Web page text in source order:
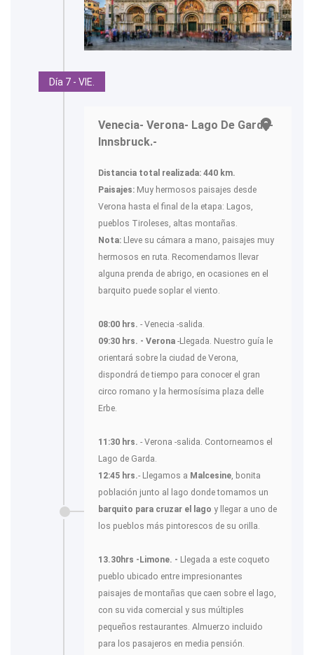
Día 7 - VIE.
Venecia- Verona- Lago De Garda-
Innsbruck.-
Distancia total realizada: 440 km.
Paisajes: Muy hermosos paisajes desde
Verona hasta el final de la etapa: Lagos,
pueblos Tiroleses, altas montañas.
Nota: Lleve su cámara a mano, paisajes muy
hermosos en ruta. Recomendamos llevar
alguna prenda de abrigo, en ocasiones en el
barquito puede soplar el viento.
08:00 hrs. - Venecia -salida.
09:30 hrs. - Verona -Llegada. Nuestro guía le
orientará sobre la ciudad de Verona,
dispondrá de tiempo para conocer el gran
circo romano y la hermosísima plaza delle
Erbe.
11:30 hrs. - Verona -salida. Contorneamos el
Lago de Garda.
12:45 hrs.- Llegamos a Malcesine, bonita
población junto al lago donde tomamos un
barquito para cruzar el lago y llegar a uno de
los pueblos más pintorescos de su orilla.
13.30hrs -Limone. - Llegada a este coqueto
pueblo ubicado entre impresionantes
paisajes de montañas que caen sobre el lago,
con su vida comercial y sus múltiples
pequeños restaurantes. Almuerzo incluido
para los pasajeros en media pensión.